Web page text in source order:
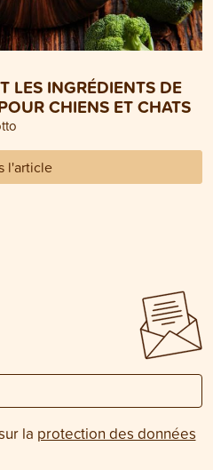
LES INGRÉDIENTS DE
CHIENS ET CHATS
l'article
la protection des données